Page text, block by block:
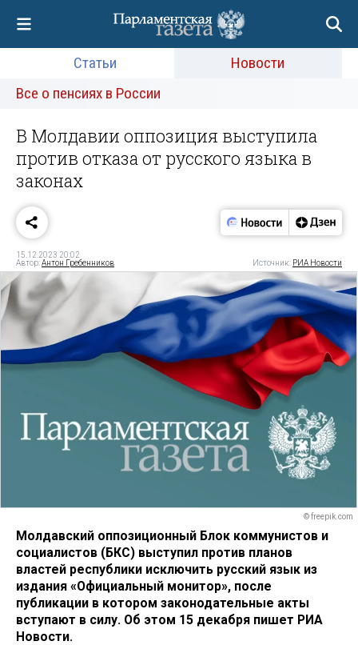
Статьи
Новости
Все о пенсиях в России
В Молдавии оппозиция выступила
против отказа от русского языка в
законах
15.12.2023 20:02
Автор:Антон Гребенников Источник: РИА Новости
© freepik.com
Молдавский оппозиционный Блок коммунистов и
социалистов (БКС) выступил против планов
властей республики исключить русский язык из
издания «Официальный монитор», после
публикации в котором законодательные акты
вступают в силу. Об этом 15 декабря пишет РИА
Новости.